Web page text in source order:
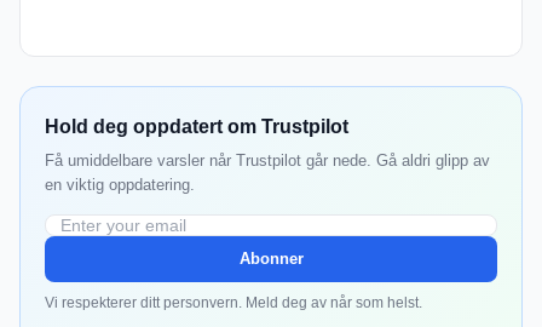
Hold deg oppdatert om Trustpilot
Få umiddelbare varsler når Trustpilot går nede. Gå aldri glipp av
en viktig oppdatering.
Abonner
Vi respekterer ditt personvern. Meld deg av når som helst.